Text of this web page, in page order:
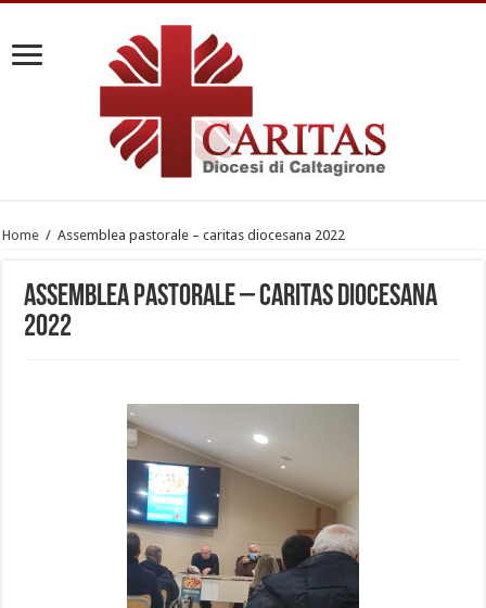
Home / Assemblea pastorale – caritas diocesana 2022
Assemblea pastorale – caritas diocesana
2022